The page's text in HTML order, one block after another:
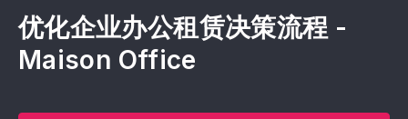
优化企业办公租赁决策流程 -
Maison Office